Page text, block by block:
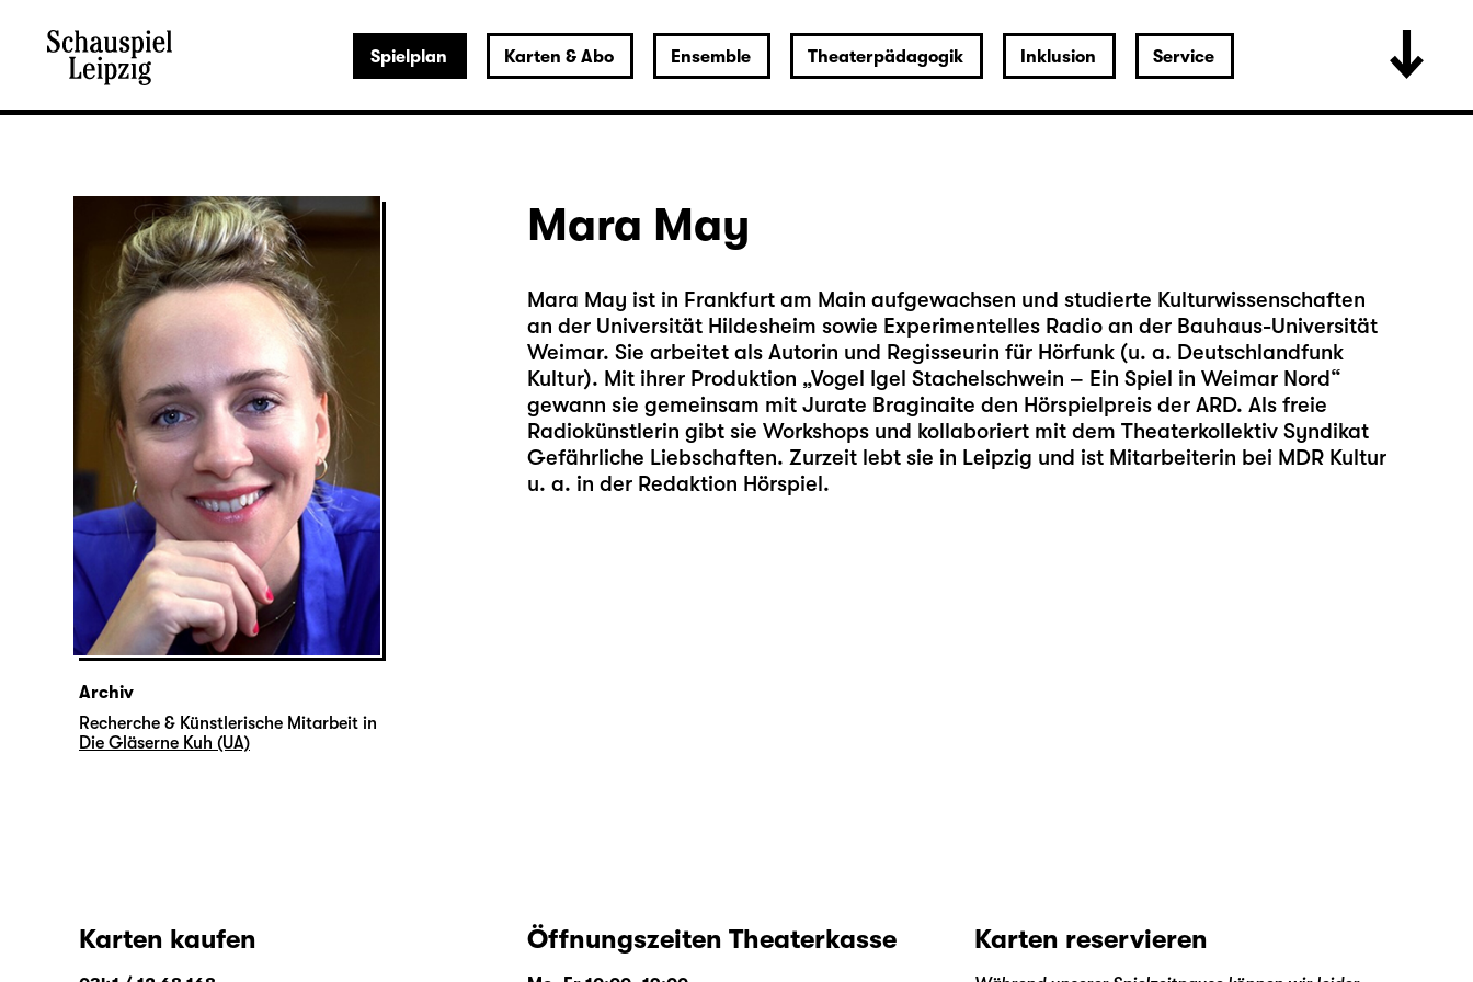
Spielplan Karten & Abo Ensemble Theaterpädagogik Inklusion Service
Mara May
Mara May ist in Frankfurt am Main aufgewachsen und studierte Kulturwissenschaften
an der Universität Hildesheim sowie Experimentelles Radio an der Bauhaus-Universität
Weimar. Sie arbeitet als Autorin und Regisseurin für Hörfunk (u. a. Deutschlandfunk
Kultur). Mit ihrer Produktion „Vogel Igel Stachelschwein – Ein Spiel in Weimar Nord“
gewann sie gemeinsam mit Jurate Braginaite den Hörspielpreis der ARD. Als freie
Radiokünstlerin gibt sie Workshops und kollaboriert mit dem Theaterkollektiv Syndikat
Gefährliche Liebschaften. Zurzeit lebt sie in Leipzig und ist Mitarbeiterin bei MDR Kultur
u. a. in der Redaktion Hörspiel.
Archiv
Recherche & Künstlerische Mitarbeit in
Die Gläserne Kuh (UA)
Karten kaufen Öffnungszeiten Theaterkasse Karten reservieren